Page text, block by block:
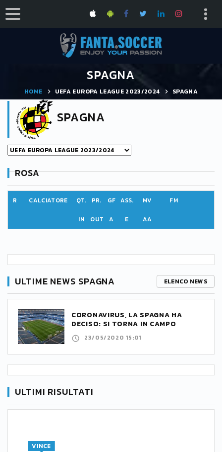
SPAGNA
HOME UEFA EUROPA LEAGUE 2023/2024 SPAGNA
SPAGNA
ROSA
R CALCIATORE QT. PR. GF ASS. MV FM
IN OUT A E AA
ULTIME NEWS SPAGNA ELENCO NEWS
CORONAVIRUS, LA SPAGNA HA
DECISO: SI TORNA IN CAMPO
23/05/2020 15:01
ULTIMI RISULTATI
VINCE